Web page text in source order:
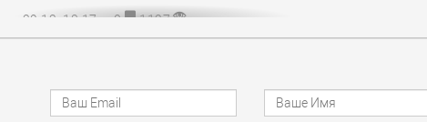
29.12, 13:17 0 1127
членов Единый стандарт
рассмотрения жалоб на